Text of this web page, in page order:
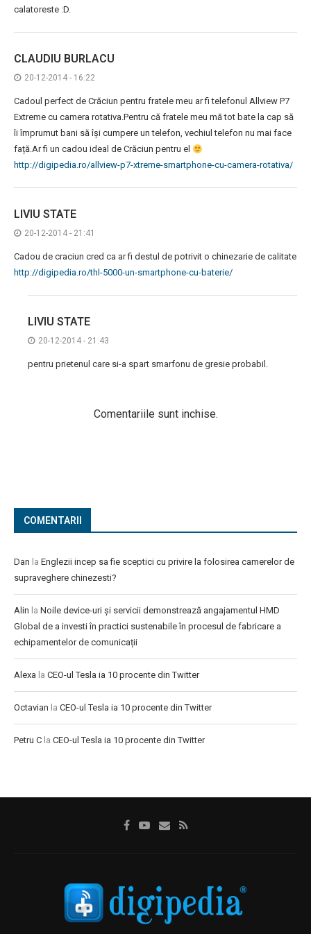
calatoreste :D.
CLAUDIU BURLACU
20-12-2014 - 16:22
Cadoul perfect de Crăciun pentru fratele meu ar fi telefonul Allview P7
Extreme cu camera rotativa.Pentru că fratele meu mă tot bate la cap să
îi împrumut bani să își cumpere un telefon, vechiul telefon nu mai face
față.Ar fi un cadou ideal de Crăciun pentru el
http://digipedia.ro/allview-p7-xtreme-smartphone-cu-camera-rotativa/
LIVIU STATE
20-12-2014 - 21:41
Cadou de craciun cred ca ar fi destul de potrivit o chinezarie de calitate
http://digipedia.ro/thl-5000-un-smartphone-cu-baterie/
LIVIU STATE
20-12-2014 - 21:43
pentru prietenul care si-a spart smarfonu de gresie probabil.
Comentariile sunt inchise.
COMENTARII
Dan la Englezii incep sa fie sceptici cu privire la folosirea camerelor de
supraveghere chinezesti?
Alin la Noile device-uri și servicii demonstrează angajamentul HMD
Global de a investi în practici sustenabile în procesul de fabricare a
echipamentelor de comunicații
Alexa la CEO-ul Tesla ia 10 procente din Twitter
Octavian la CEO-ul Tesla ia 10 procente din Twitter
Petru C la CEO-ul Tesla ia 10 procente din Twitter